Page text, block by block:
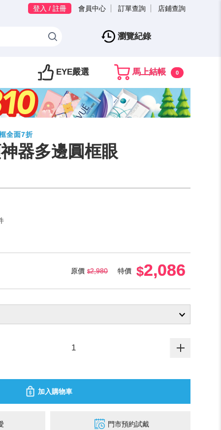
登入 / 註冊 會員中心 訂單查詢 店鋪查詢
瀏覽紀錄
EYE嚴選 馬上結帳 0
全面7折
器多邊圓框眼
原價 2,980 特價 2,086
加入購物車
門市預約試戴